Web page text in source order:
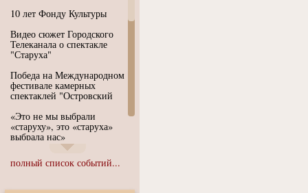
10 лет Фонду Культуры
Видео сюжет Городского
Телеканала о спектакле
"Старуха"
Победа на Международном
фестивале камерных
спектаклей "Островский
«Это не мы выбрали
«старуху», это «старуха»
выбрала нас»
Иммерсивный спектакль
"Язык чистого полета
полный список событий...